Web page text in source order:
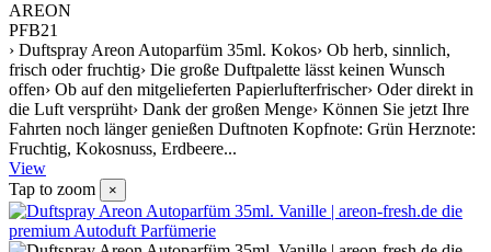
AREON
PFB21
› Duftspray Areon Autoparfüm 35ml. Kokos› Ob herb, sinnlich,
frisch oder fruchtig› Die große Duftpalette lässt keinen Wunsch
offen› Ob auf den mitgelieferten Papierlufterfrischer› Oder direkt in
die Luft versprüht› Dank der großen Menge› Können Sie jetzt Ihre
Fahrten noch länger genießen Duftnoten Kopfnote: Grün Herznote:
Fruchtig, Kokosnuss, Erdbeere...
View
Tap to zoom
×